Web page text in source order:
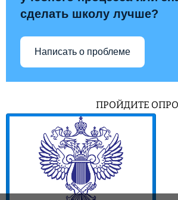
сделать школу лучше?
Написать о проблеме
ПРОЙДИТЕ